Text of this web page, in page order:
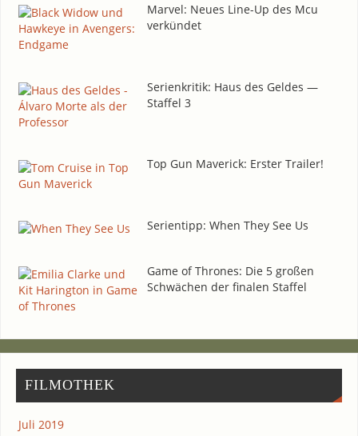
Mar­vel: Neu­es Line-Up des Mcu
verkündet
Seri­en­kri­tik: Haus des Gel­des —
Staf­fel 3
Top Gun Maverick: Ers­ter Trailer!
Seri­en­tipp: When They See Us
Game of Thro­nes: Die 5 gro­ßen
Schwä­chen der fina­len Staffel
FIL­MO­THEK
Juli 2019